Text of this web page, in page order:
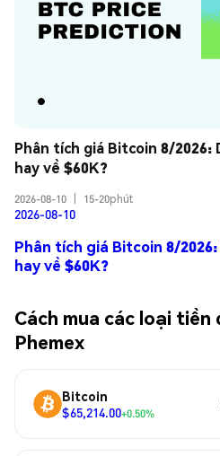
Phân tích giá Bitcoin 8/2026:
hay về $60K?
2026-08-10 15-20phút
2026-08-10
Phân tích giá Bitcoin 8/
hay về $60K?
Cách mua các loại
Phemex
Bitcoin
$65,214.00+0.50%